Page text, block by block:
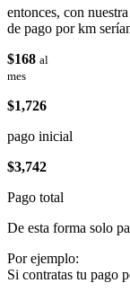
entonces, con
de pago por km
$168 al
mes
$1,726
pago inicial
$3,742
Pago total
De esta forma solo
Por ejemplo:
Si contratas tu pago